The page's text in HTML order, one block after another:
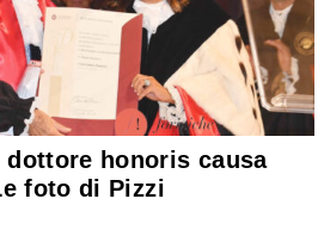
honoris causa
foto di Pizzi